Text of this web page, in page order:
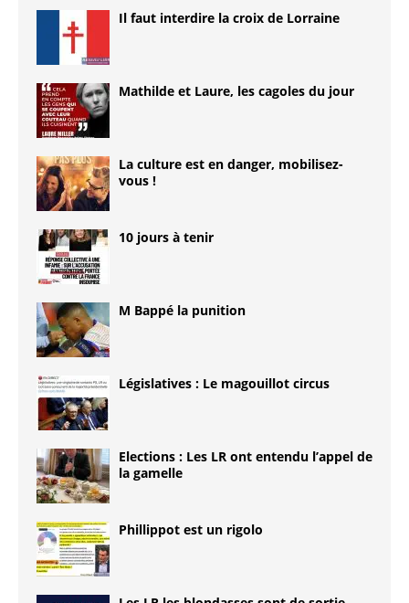
Il faut interdire la croix de Lorraine
Mathilde et Laure, les cagoles du jour
La culture est en danger, mobilisez-
vous !
10 jours à tenir
M Bappé la punition
Législatives : Le magouillot circus
Elections : Les LR ont entendu l’appel de
la gamelle
Phillippot est un rigolo